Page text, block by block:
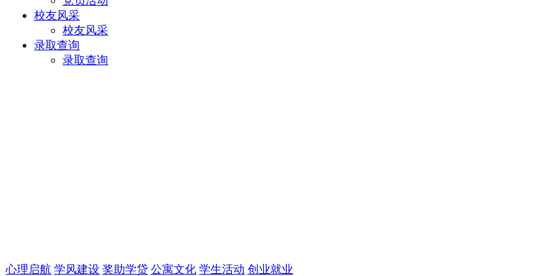
校友风采
校友风采
录取查询
录取查询
心理启航 学风建设 奖助学贷 公寓文化 学生活动 创业就业